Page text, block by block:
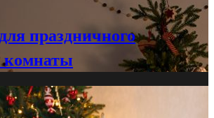
праздничного
комнаты